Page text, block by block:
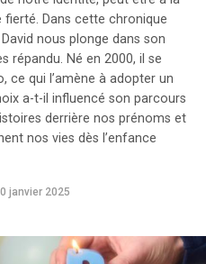
probable que tous les
soient débloqués
sera uniquement
version physique le 8
de
personnages jouables
qu’un créateur de
segmenter les coiffures
fierté. Dans cette chronique
nous plonge dans son
répandu. Né en 2000, il se
ce qui l’amène à adopter un
a-t-il influencé son parcours
derrière nos prénoms et
nos vies dès l’enfance
janvier 2025